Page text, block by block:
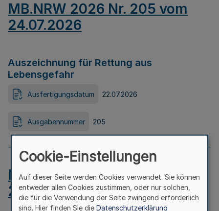
MB.NRW 2026 Nr. 205 vom
24.07.2026
Auszeichnung für Rettung aus
Lebensgefahr
Ausfertigungsdatum 22.07.2026
Ausgabennummer 205
MB.NRW 2026 Nr. 204 vom
24.07.2026
Cookie-Einstellungen
Auf dieser Seite werden Cookies verwendet. Sie können
entweder allen Cookies zustimmen, oder nur solchen,
die für die Verwendung der Seite zwingend erforderlich
sind. Hier finden Sie die Datenschutzerklärung